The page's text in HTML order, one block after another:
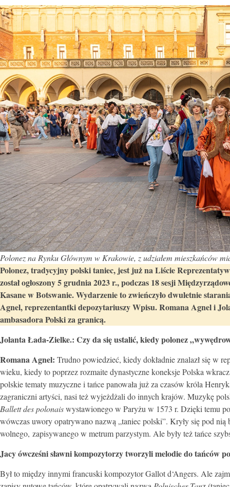
Polonez na Rynku Głównym w Krakowie, z udziałem mieszkańców
Polonez, tradycyjny polski taniec, jest już na Liście
został ogłoszony 5 grudnia 2023 r., podczas 18 sesji
Kasane w Botswanie. Wydarzenie to zwieńczyło dwuletnie
Agnel, reprezentantki depozytariuszy Wpisu. Romana Agnel i
ambasadora Polski za granicą.
Jolanta Łada-Zielke.: Czy da się ustalić, kiedy polonez
Romana Agnel: Trudno powiedzieć, kiedy dokładnie znalazł się w
wieku, kiedy to poprzez rozmaite dynastyczne koneksje Polska
polskie tematy muzyczne i tańce panowała już za czasów króla
zagraniczni artyści, nasi też wyjeżdżali do innych krajów. Muzykę
Ballett des polonaiswystawionego w Paryżu w 1573 r. Dzięki temu
wówczas uwory opatrywano nazwą „taniec polski”. Kryły się pod
wolnego, zapisywanego w metrum parzystym. Ale były też tańce
Jacy ówcześni sławni kompozytorzy tworzyli melodie do tańców
Był to między innymi francuski kompozytor Gallot d‘Angers. Ale